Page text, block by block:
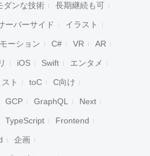
ダンな技術 長期継続も可
ーバーサイド イラスト
ーション C# VR AR
iOS Swift エンタメ
ト toC C向け
GCP GraphQL Next
TypeScript Frontend
企画